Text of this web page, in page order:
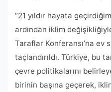
“21 yıldır hayata
ardından iklim
Taraflar Konferansı’na ev
taçlandırıldı. Türkiye, bu
çevre politikalarını
birinin başına geçerek,